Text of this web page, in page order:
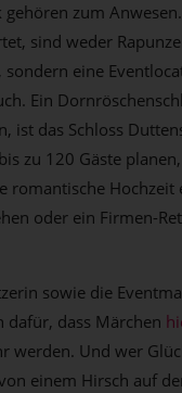
zum
sind weder
sondern eine
Ein
ist das Schloss
zu 120 Gäste
romantische Hochzeit
oder ein Firmen-
sowie die
dafür, dass Märchen
werden. Und wer
einem Hirsch auf